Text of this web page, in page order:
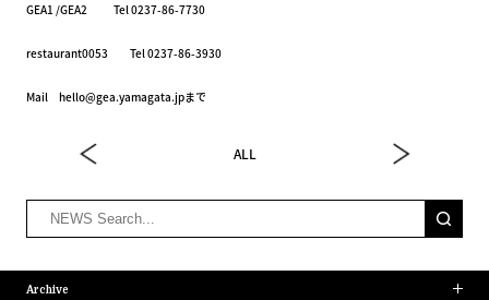
GEA1 /GEA2 Tel 0237-86-7730
restaurant0053 Tel 0237-86-3930
Mail hello@gea.yamagata.jpまで
ALL
Archive